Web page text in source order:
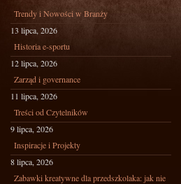
Trendy i Nowości w Branży
13 lipca, 2026
Historia e-sportu
12 lipca, 2026
Zarząd i governance
11 lipca, 2026
Treści od Czytelników
9 lipca, 2026
Inspiracje i Projekty
8 lipca, 2026
Zabawki kreatywne dla przedszkolaka: jak nie